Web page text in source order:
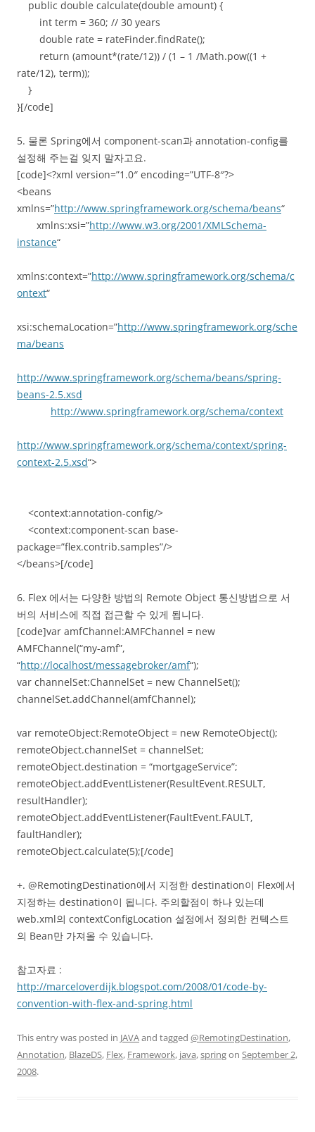
public double calculate(double amount) {
int term = 360; // 30 years
double rate = rateFinder.findRate();
return (amount*(rate/12)) / (1 – 1 /Math.pow((1 +
rate/12), term));
}
}[/code]
5. 물론 Spring에서 component-scan과 annotation-config를
설정해 주는걸 잊지 말자고요.
[code]<?xml version=”1.0″ encoding=”UTF-8″?>
<beans
xmlns=”http://www.springframework.org/schema/beans“
xmlns:xsi=”http://www.w3.org/2001/XMLSchema-
instance“
xmlns:context=”http://www.springframework.org/schema/c
ontext“
xsi:schemaLocation=”http://www.springframework.org/sche
ma/beans
http://www.springframework.org/schema/beans/spring-
beans-2.5.xsd
http://www.springframework.org/schema/context
http://www.springframework.org/schema/context/spring-
context-2.5.xsd“>
<context:annotation-config/>
<context:component-scan base-
package=”flex.contrib.samples”/>
</beans>[/code]
6. Flex 에서는 다양한 방법의 Remote Object 통신방법으로 서
버의 서비스에 직접 접근할 수 있게 됩니다.
[code]var amfChannel:AMFChannel = new
AMFChannel(“my-amf”,
“http://localhost/messagebroker/amf“);
var channelSet:ChannelSet = new ChannelSet();
channelSet.addChannel(amfChannel);
var remoteObject:RemoteObject = new RemoteObject();
remoteObject.channelSet = channelSet;
remoteObject.destination = “mortgageService”;
remoteObject.addEventListener(ResultEvent.RESULT,
resultHandler);
remoteObject.addEventListener(FaultEvent.FAULT,
faultHandler);
remoteObject.calculate(5);[/code]
+. @RemotingDestination에서 지정한 destination이 Flex에서
지정하는 destination이 됩니다. 주의할점이 하나 있는데
web.xml의 contextConfigLocation 설정에서 정의한 컨텍스트
의 Bean만 가져올 수 있습니다.
참고자료 :
http://marceloverdijk.blogspot.com/2008/01/code-by-
convention-with-flex-and-spring.html
This entry was posted in JAVAand tagged @RemotingDestination,
Annotation, BlazeDS, Flex, Framework, java,springon September 2,
2008.